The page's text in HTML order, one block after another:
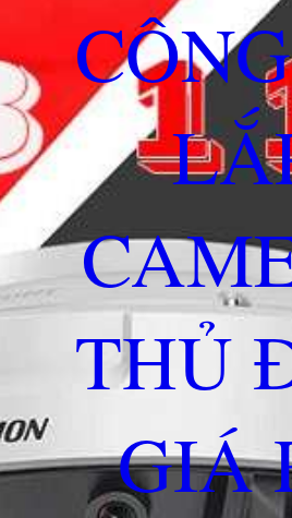
THỦ
GIÁ